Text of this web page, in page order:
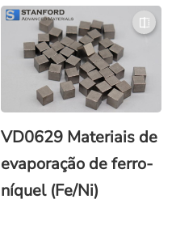
VD0629 Materiais de
evaporação de ferro-
níquel (Fe/Ni)